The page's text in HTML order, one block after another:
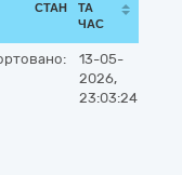
СТАН
ТА
ЧАС
13-05-
2026,
23:03:24